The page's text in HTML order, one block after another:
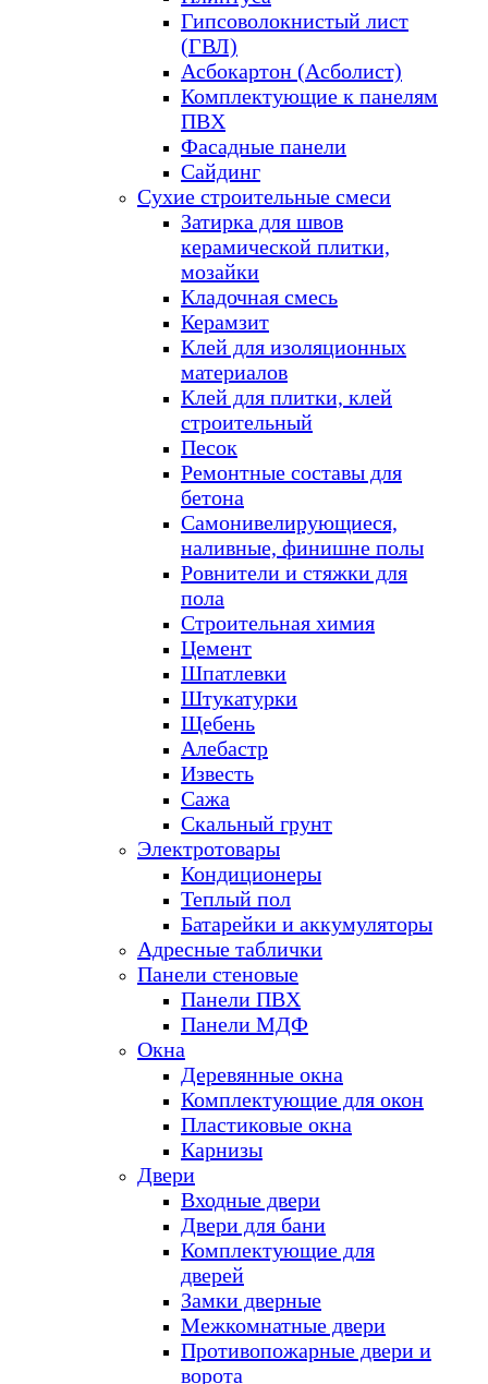
Гипсоволокнистый лист
(ГВЛ)
Асбокартон (Асболист)
Комплектующие к панелям
ПВХ
Фасадные панели
Сайдинг
Сухие строительные смеси
Затирка для швов
керамической плитки,
мозайки
Кладочная смесь
Керамзит
Клей для изоляционных
материалов
Клей для плитки, клей
строительный
Песок
Ремонтные составы для
бетона
Самонивелирующиеся,
наливные, финишне полы
Ровнители и стяжки для
пола
Строительная химия
Цемент
Шпатлевки
Штукатурки
Щебень
Алебастр
Известь
Сажа
Скальный грунт
Электротовары
Кондиционеры
Теплый пол
Батарейки и аккумуляторы
Адресные таблички
Панели стеновые
Панели ПВХ
Панели МДФ
Окна
Деревянные окна
Комплектующие для окон
Пластиковые окна
Карнизы
Двери
Входные двери
Двери для бани
Комплектующие для
дверей
Замки дверные
Межкомнатные двери
Противопожарные двери и
ворота